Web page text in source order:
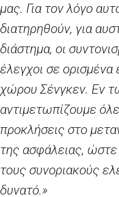
μας. Για τον λόγο
διατηρηθούν, για
διάστημα, οι
έλεγχοι σε
χώρου Σένγκεν. Εν
αντιμετωπίζουμε
προκλήσεις στο
της ασφάλειας,
τους συνοριακούς
δυνατό.»